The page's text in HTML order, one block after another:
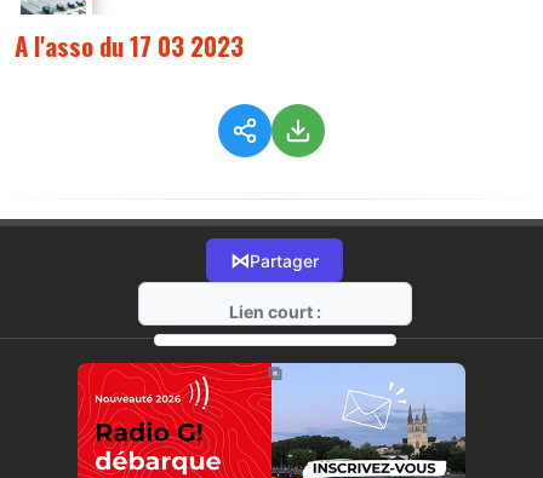
A l'asso du 17 03 2023
⋈Partager
Lien court :
https://radio-g.fr?10986
⧉